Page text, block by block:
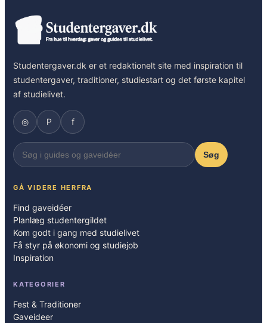
Studentergaver.dk er et redaktionelt site med inspiration til
studentergaver, traditioner, studiestart og det første kapitel
af studielivet.
◎ P f
Søg
GÅ VIDERE HERFRA
Find gaveidéer
Planlæg studentergildet
Kom godt i gang med studielivet
Få styr på økonomi og studiejob
Inspiration
KATEGORIER
Fest & Traditioner
Gaveideer